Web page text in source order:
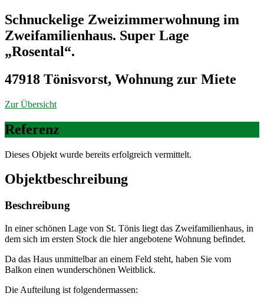
Schnuckelige Zweizimmerwohnung im
Zweifamilienhaus. Super Lage
„Rosental“.
47918 Tönisvorst, Wohnung zur Miete
Zur Übersicht
Referenz
Dieses Objekt wurde bereits erfolgreich vermittelt.
Objekt­beschreibung
Beschreibung
In einer schönen Lage von St. Tönis liegt das Zweifamilienhaus, in
dem sich im ersten Stock die hier angebotene Wohnung befindet.
Da das Haus unmittelbar an einem Feld steht, haben Sie vom
Balkon einen wunderschönen Weitblick.
Die Aufteilung ist folgendermassen: